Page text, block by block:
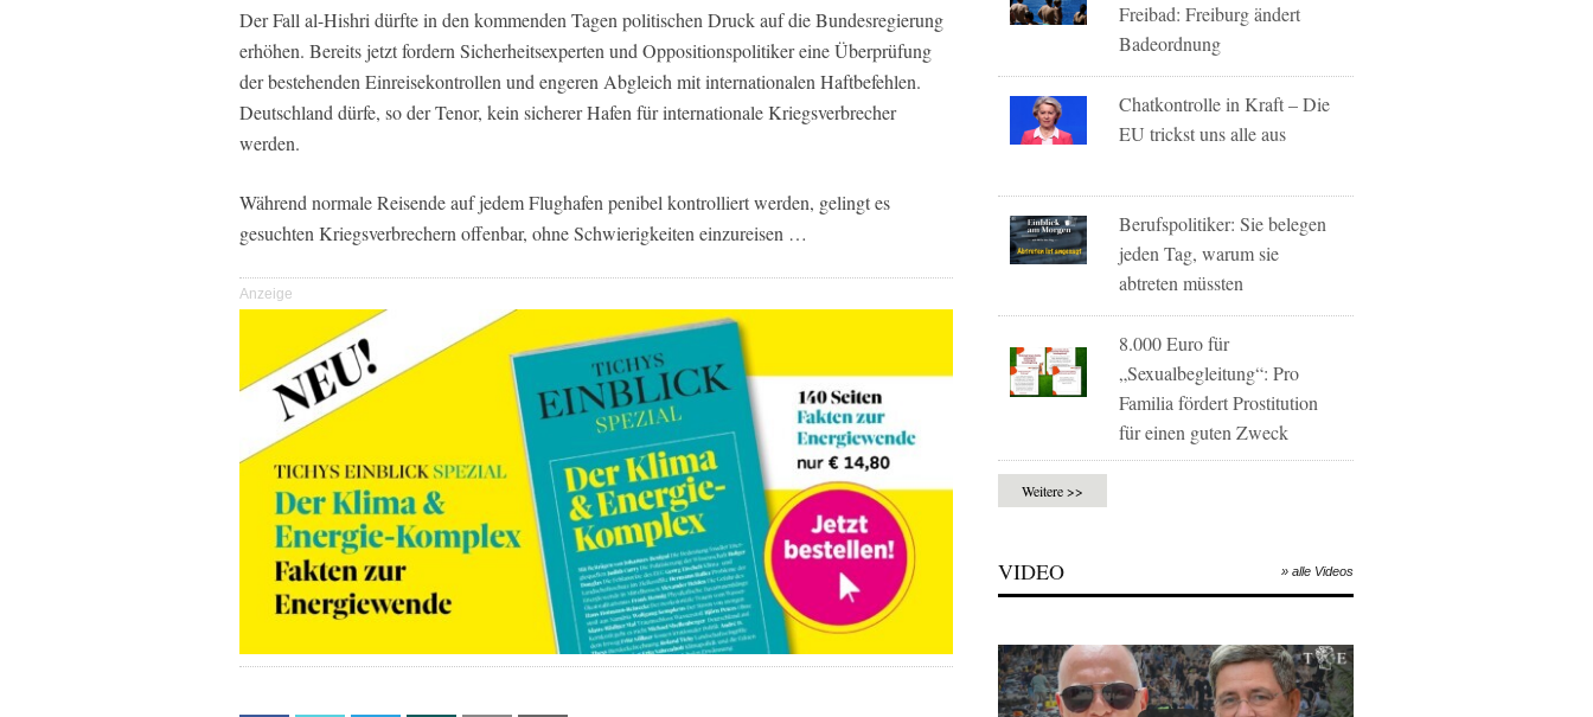
Der Fall al-Hishri dürfte in den kommenden Tagen politischen Druck auf die Bundesregierung
erhöhen. Bereits jetzt fordern Sicherheitsexperten und Oppositionspolitiker eine Überprüfung
der bestehenden Einreisekontrollen und engeren Abgleich mit internationalen Haftbefehlen.
Deutschland dürfe, so der Tenor, kein sicherer Hafen für internationale Kriegsverbrecher
werden.
Während normale Reisende auf jedem Flughafen penibel kontrolliert werden, gelingt es
gesuchten Kriegsverbrechern offenbar, ohne Schwierigkeiten einzureisen …
Anzeige
Freibad: Freiburg ändert
Badeordnung
Chatkontrolle in Kraft – Die
EU trickst uns alle aus
Berufspolitiker: Sie belegen
jeden Tag, warum sie
abtreten müssten
8.000 Euro für
„Sexualbegleitung“: Pro
Familia fördert Prostitution
für einen guten Zweck
Weitere >>
VIDEO » alle Videos